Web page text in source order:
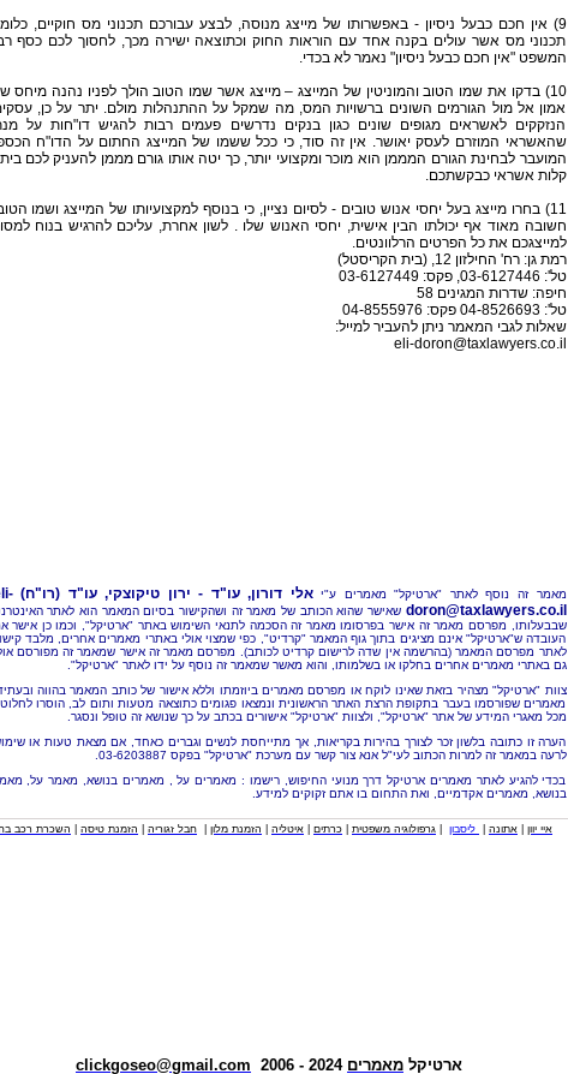
9) אין חכם כבעל ניסיון - באפשרותו של מייצג מנוסה, לבצע עבורכם תכנוני מס חוקיים,
תכנוני מס אשר עולים בקנה אחד עם הוראות החוק וכתוצאה ישירה מכך, לחסוך לכם כסף
המשפט "אין חכם כבעל ניסיון" נאמר לא בכדי.
10) בדקו את שמו הטוב והמוניטין של המייצג – מייצג אשר שמו הטוב הולך לפניו נהנה מיחס
אמון אל מול הגורמים השונים ברשויות המס, מה שמקל על ההתנהלות מולם. יתר על כן,
הנזקקים לאשראים מגופים שונים כגון בנקים נדרשים פעמים רבות להגיש דו"חות על
שהאשראי המוזרם לעסק יאושר. אין זה סוד, כי ככל ששמו של המייצג החתום על הדו"ח
המועבר לבחינת הגורם המממן הוא מוכר ומקצועי יותר, כך יטה אותו גורם מממן להעניק לכם
קלות אשראי כבקשתכם.
11) בחרו מייצג בעל יחסי אנוש טובים - לסיום נציין, כי בנוסף למקצועיותו של המייצג ושמו
חשובה מאוד אף יכולתו הבין אישית, יחסי האנוש שלו . לשון אחרת, עליכם להרגיש בנוח
למייצגכם את כל הפרטים הרלוונטים.
רמת גן: רח' החילזון 12, (בית הקריסטל)
טל': 03-6127446, פקס: 03-6127449
חיפה: שדרות המגינים 58
טל': 04-8526693 פקס: 04-8555976
שאלות לגבי המאמר ניתן להעביר למייל:
eli-doron@taxlawyers.co.il
מאמר זה נוסף לאתר "ארטיקל" מאמרים ע"יאלי דורון, עו"ד - ירון טיקוצקי, עו"ד (רו"ח)
doron@taxlawyers.co.il שאישר שהוא הכותב של מאמר זה ושהקישור בסיום המאמר הוא לאתר
שבבעלותו, מפרסם מאמר זה אישר בפרסומו מאמר זה הסכמה לתנאי השימוש באתר "ארטיקל", וכמו כן אישר
העובדה ש"ארטיקל" אינם מציגים בתוך גוף המאמר "קרדיט", כפי שמצוי אולי באתרי מאמרים אחרים, מלבד
לאתר מפרסם המאמר (בהרשמה אין שדה לרישום קרדיט לכותב). מפרסם מאמר זה אישר שמאמר זה מפורסם
גם באתרי מאמרים אחרים בחלקו או בשלמותו, והוא מאשר שמאמר זה נוסף על ידו לאתר "ארטיקל".
צוות "ארטיקל" מצהיר בזאת שאינו לוקח או מפרסם מאמרים ביוזמתו וללא אישור של כותב המאמר בהווה
מאמרים שפורסמו בעבר בתקופת הרצת האתר הראשונית ונמצאו פגומים כתוצאה מטעות ותום לב, הוסרו
מכל מאגרי המידע של אתר "ארטיקל", ולצוות "ארטיקל" אישורים בכתב על כך שנושא זה טופל ונסגר.
הערה זו כתובה בלשון זכר לצורך בהירות בקריאות, אך מתייחסת לנשים וגברים כאחד, אם מצאת טעות או
לרעה במאמר זה למרות הכתוב לעי"ל אנא צור קשר עם מערכת "ארטיקל" בפקס 03-6203887.
בכדי להגיע לאתר מאמרים ארטיקל דרך מנועי החיפוש, רישמו : מאמרים על , מאמרים בנושא, מאמר על,
בנושא, מאמרים אקדמיים, ואת התחום בו אתם זקוקים למידע.
איי יוון אתונה ליסבון גרפולוגיה משפטית כרתים איטליה הזמנת מלון חבל זגוריה הזמנת טיסה השכרת רכב
ארטיקל מאמרים 2024 - 2006
clickgoseo@gmail.com